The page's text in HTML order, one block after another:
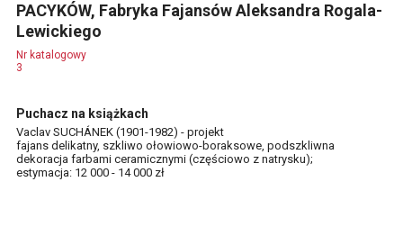
PACYKÓW, Fabryka Fajansów Aleksandra Rogala-
Lewickiego
Nr katalogowy
3
Puchacz na książkach
Vaclav SUCHÁNEK (1901-1982) - projekt
fajans delikatny, szkliwo ołowiowo-boraksowe, podszkliwna
dekoracja farbami ceramicznymi (częściowo z natrysku);
estymacja: 12 000 - 14 000 zł